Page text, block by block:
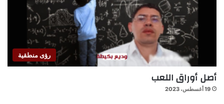
رؤى منطقية
أصل أوراق اللعب
19 أغسطس، 2023